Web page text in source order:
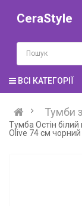
CeraStyle
ВСІ КАТЕГОРІЇ
Тумби
Тумба Остiн білий
Olive 74 см чорний